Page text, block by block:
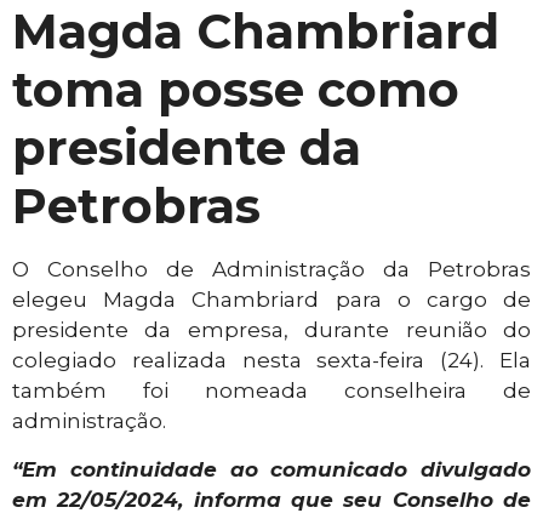
Magda Chambriard
toma posse como
presidente da
Petrobras
O Conselho de Administração da Petrobras
elegeu Magda Chambriard para o cargo de
presidente da empresa, durante reunião do
colegiado realizada nesta sexta-feira (24). Ela
também foi nomeada conselheira de
administração.
“Em continuidade ao comunicado divulgado
em 22/05/2024, informa que seu Conselho de